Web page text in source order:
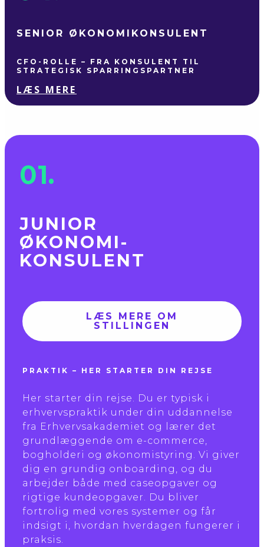
SENIOR ØKONOMI­KONSULENT
CFO-ROLLE – FRA KONSULENT TIL
STRATEGISK SPARRINGS­PARTNER
LÆS MERE
01.
JUNIOR
ØKONOMI­
KONSULENT
LÆS MERE OM
STILLINGEN
PRAKTIK – HER STARTER DIN REJSE
Her starter din rejse. Du er typisk i
erhvervspraktik under din uddannelse
fra Erhvervsakademiet og lærer det
grundlæggende om e-commerce,
bogholderi og økonomistyring. Vi giver
dig en grundig onboarding, og du
arbejder både med caseopgaver og
rigtige kundeopgaver. Du bliver
fortrolig med vores systemer og får
indsigt i, hvordan hverdagen fungerer i
praksis.